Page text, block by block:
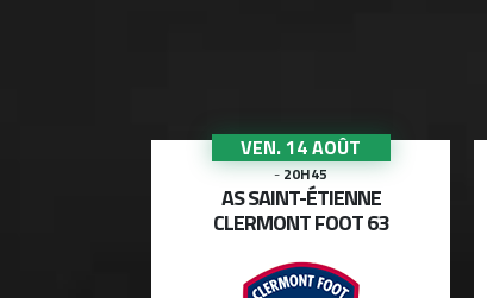
VEN. 14 AOÛT
-20H45
AS SAINT-ÉTIENNE
CLERMONT FOOT 63